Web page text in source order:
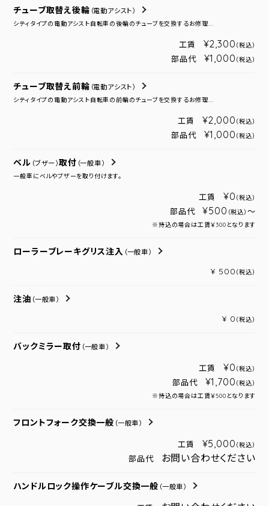
チューブ取替え後輪 （電動アシスト）
シティタイプの電動アシスト自転車の後輪のチューブを交換するお修理...
工賃 ¥2,300 （税込）
部品代 ¥1,000 （税込）
チューブ取替え前輪 （電動アシスト）
シティタイプの電動アシスト自転車の前輪のチューブを交換するお修理...
工賃 ¥2,000 （税込）
部品代 ¥1,000 （税込）
ベル （ブザー）取付 （一般車）
一般車にベルやブザーを取り付けます。
工賃 ¥0 （税込）
部品代 ¥500 （税込） ～
※持込の場合は工賃￥300となります
ローラーブレーキグリス注入 （一般車）
¥ 500 （税込）
注油 （一般車）
¥ 0 （税込）
バックミラー取付 （一般車）
工賃 ¥0 （税込）
部品代 ¥1,700 （税込）
※持込の場合は工賃￥500となります
フロントフォーク交換一般 （一般車）
工賃 ¥5,000 （税込）
部品代 お問い合わせください
ハンドルロック操作ケーブル交換一般 （一般車）